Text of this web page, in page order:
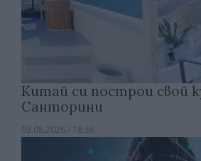
Китай си построи свой
Санторини
03.08.2026 / 18:36